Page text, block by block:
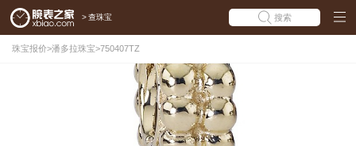
> 查珠宝 搜索
珠宝报价>潘多拉珠宝>750407TZ